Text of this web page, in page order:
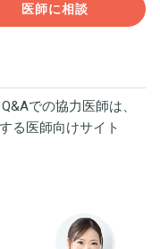
医師に相談
での協力医師は、
る医師向けサイト